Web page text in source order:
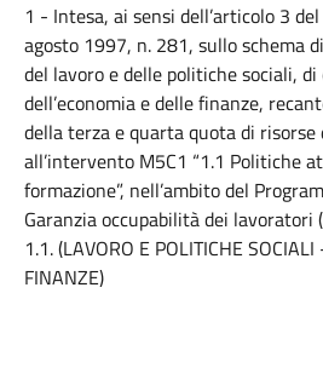
1 - Intesa, ai sensi dell’articolo 3
agosto 1997, n. 281, sullo schema
del lavoro e delle politiche sociali,
dell’economia e delle finanze,
della terza e quarta quota di risorse
all’intervento M5C1 “1.1 Politiche
formazione”, nell’ambito del
Garanzia occupabilità dei lavoratori
1.1. (LAVORO E POLITICHE
FINANZE)